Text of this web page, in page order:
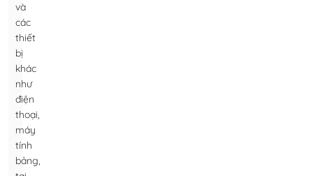
và
các
thiết
bị
khác
như
điện
thoại,
máy
tính
bảng,